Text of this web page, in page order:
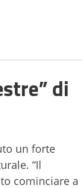
di
un forte
“Il
cominciare a